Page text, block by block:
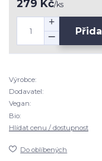
279 Kč/ks
Výrobce:
Dodavatel:
Vegan:
Bio:
Hlídat cenu / dostupnost
Do oblíbených